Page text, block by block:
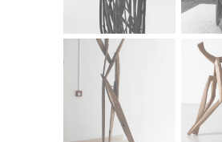
djela podsjećaju na izjavu
kompozicija gotova. Nedostaju mi
Hrastina misao vodilja je
ispitivanje, analiza ritmova
«strojeva». Ritam je tu važniji od
Pritom ne koristim glazbenu
je njegovih kipova, reljefa i crteža
rezonancija bridova, jeka linija.